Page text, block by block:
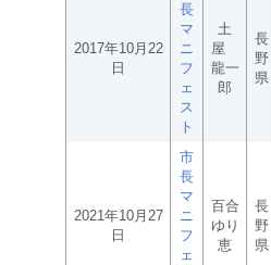
2017年10月22
日
長
マ
ニ
フ
ェ
ス
ト
土
屋
龍一
郎
長
野
県
2021年10月27
日
市
長
マ
ニ
フ
ェ
百合
ゆり
恵
長
野
県